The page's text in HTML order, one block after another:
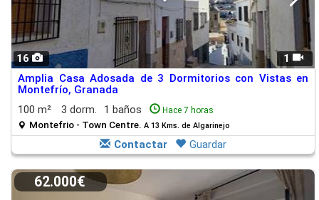
16 1
Amplia Casa Adosada de 3 Dormitorios con Vistas en
Montefrío, Granada
100 m²
3 dorm. 1 baños Hace 7 horas
Montefrio - Town Centre. A 13 Kms. de Algarinejo
Contactar Guardar
62.000€